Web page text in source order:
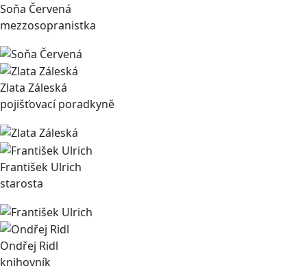
Soňa Červená
mezzosopranistka
Zlata Záleská
pojišťovací poradkyně
František Ulrich
starosta
Ondřej Ridl
knihovník